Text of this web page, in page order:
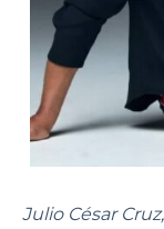
Julio César